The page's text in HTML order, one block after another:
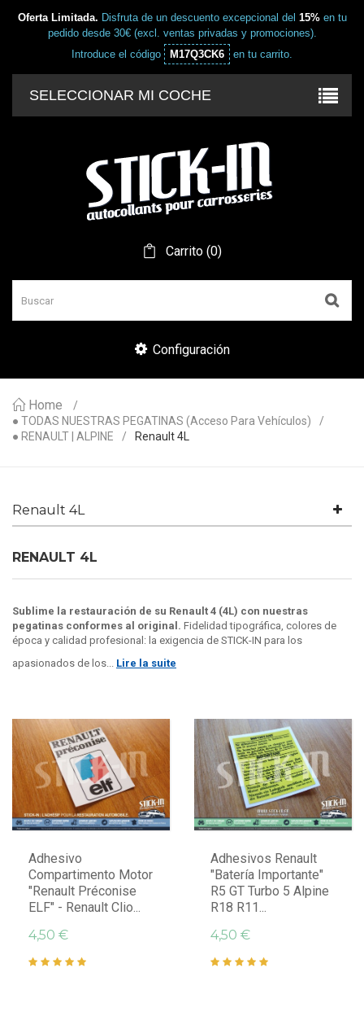
Oferta Limitada. Disfruta de un descuento excepcional del 15%en tu
pedido desde 30€ (excl. ventas privadas y promociones).
Introduce el código
M17Q3CK6 en tu carrito.
SELECCIONAR MI COCHE
Carrito (0)
Configuración
Home
● TODAS NUESTRAS PEGATINAS (acceso Para Vehículos)
● RENAULT | ALPINE
Renault 4L
Renault 4L
RENAULT 4L
Sublime la restauración de su Renault 4 (4L) con nuestras
pegatinas conformes al original. Fidelidad tipográfica, colores de
época y calidad profesional: la exigencia de STICK-IN para los
apasionados de los... Lire la suite
Adhesivo
Compartimento Motor
"Renault Préconise
ELF" - Renault Clio...
4,50 €
Adhesivos Renault
"Batería Importante"
R5 GT Turbo 5 Alpine
R18 R11...
4,50 €